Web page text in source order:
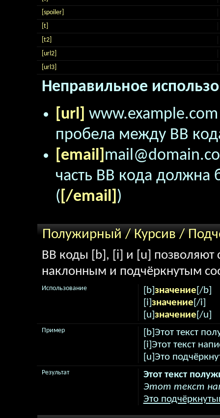
[spoiler]
[t]
[t2]
[url2]
[url3]
Неправильное
[url]
пробела между BB
[email]
часть BB кода
( [/email] )
Полужирный / Курсив /
BB коды [b], [i] и [u] позволяют
наклонным и подчёркнутым
[b]значение[/b]
[i]значение[/i]
[u]значение[/u]
Использование
[b]Этот текст
[i]Этот текст
[u]Это
Пример
Этот текст
Этот текст
Это
Результат